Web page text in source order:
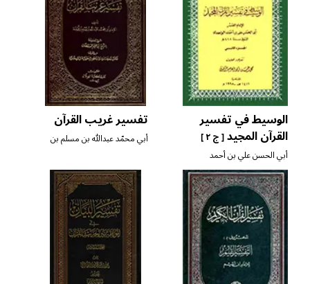
الوسيط في تفسير
القرآن المجيد[ ج ٢ ]
أبي الحسن علي بن أحمد
الواحدي
تفسير غريب القرآن
أبي محمّد عبدالله بن مسلم بن
قتيبة الدينوري